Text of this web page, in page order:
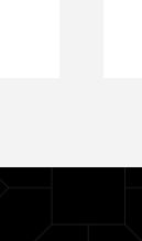
waaronder